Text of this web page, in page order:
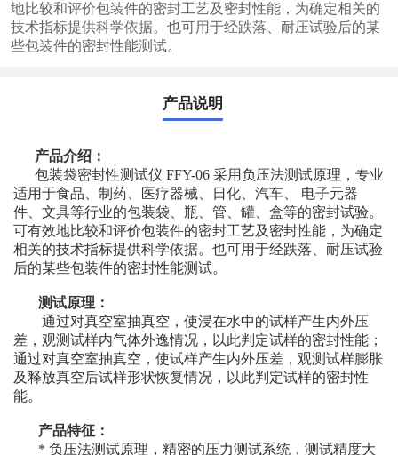
地比较和评价包装件的密封工艺及密封性能，为确定相关的
技术指标提供科学依据。也可用于经跌落、耐压试验后的某
些包装件的密封性能测试。
产品说明
产品介绍：
包装袋密封性测试仪 FFY-06 采用负压法测试原理，专业
适用于食品、制药、医疗器械、日化、汽车、 电子元器
件、文具等行业的包装袋、瓶、管、罐、盒等的密封试验。
可有效地比较和评价包装件的密封工艺及密封性能，为确定
相关的技术指标提供科学依据。也可用于经跌落、耐压试验
后的某些包装件的密封性能测试。
测试原理：
通过对真空室抽真空，使浸在水中的试样产生内外压
差，观测试样内气体外逸情况，以此判定试样的密封性能；
通过对真空室抽真空，使试样产生内外压差，观测试样膨胀
及释放真空后试样形状恢复情况，以此判定试样的密封性
能。
产品特征：
* 负压法测试原理，精密的压力测试系统，测试精度大